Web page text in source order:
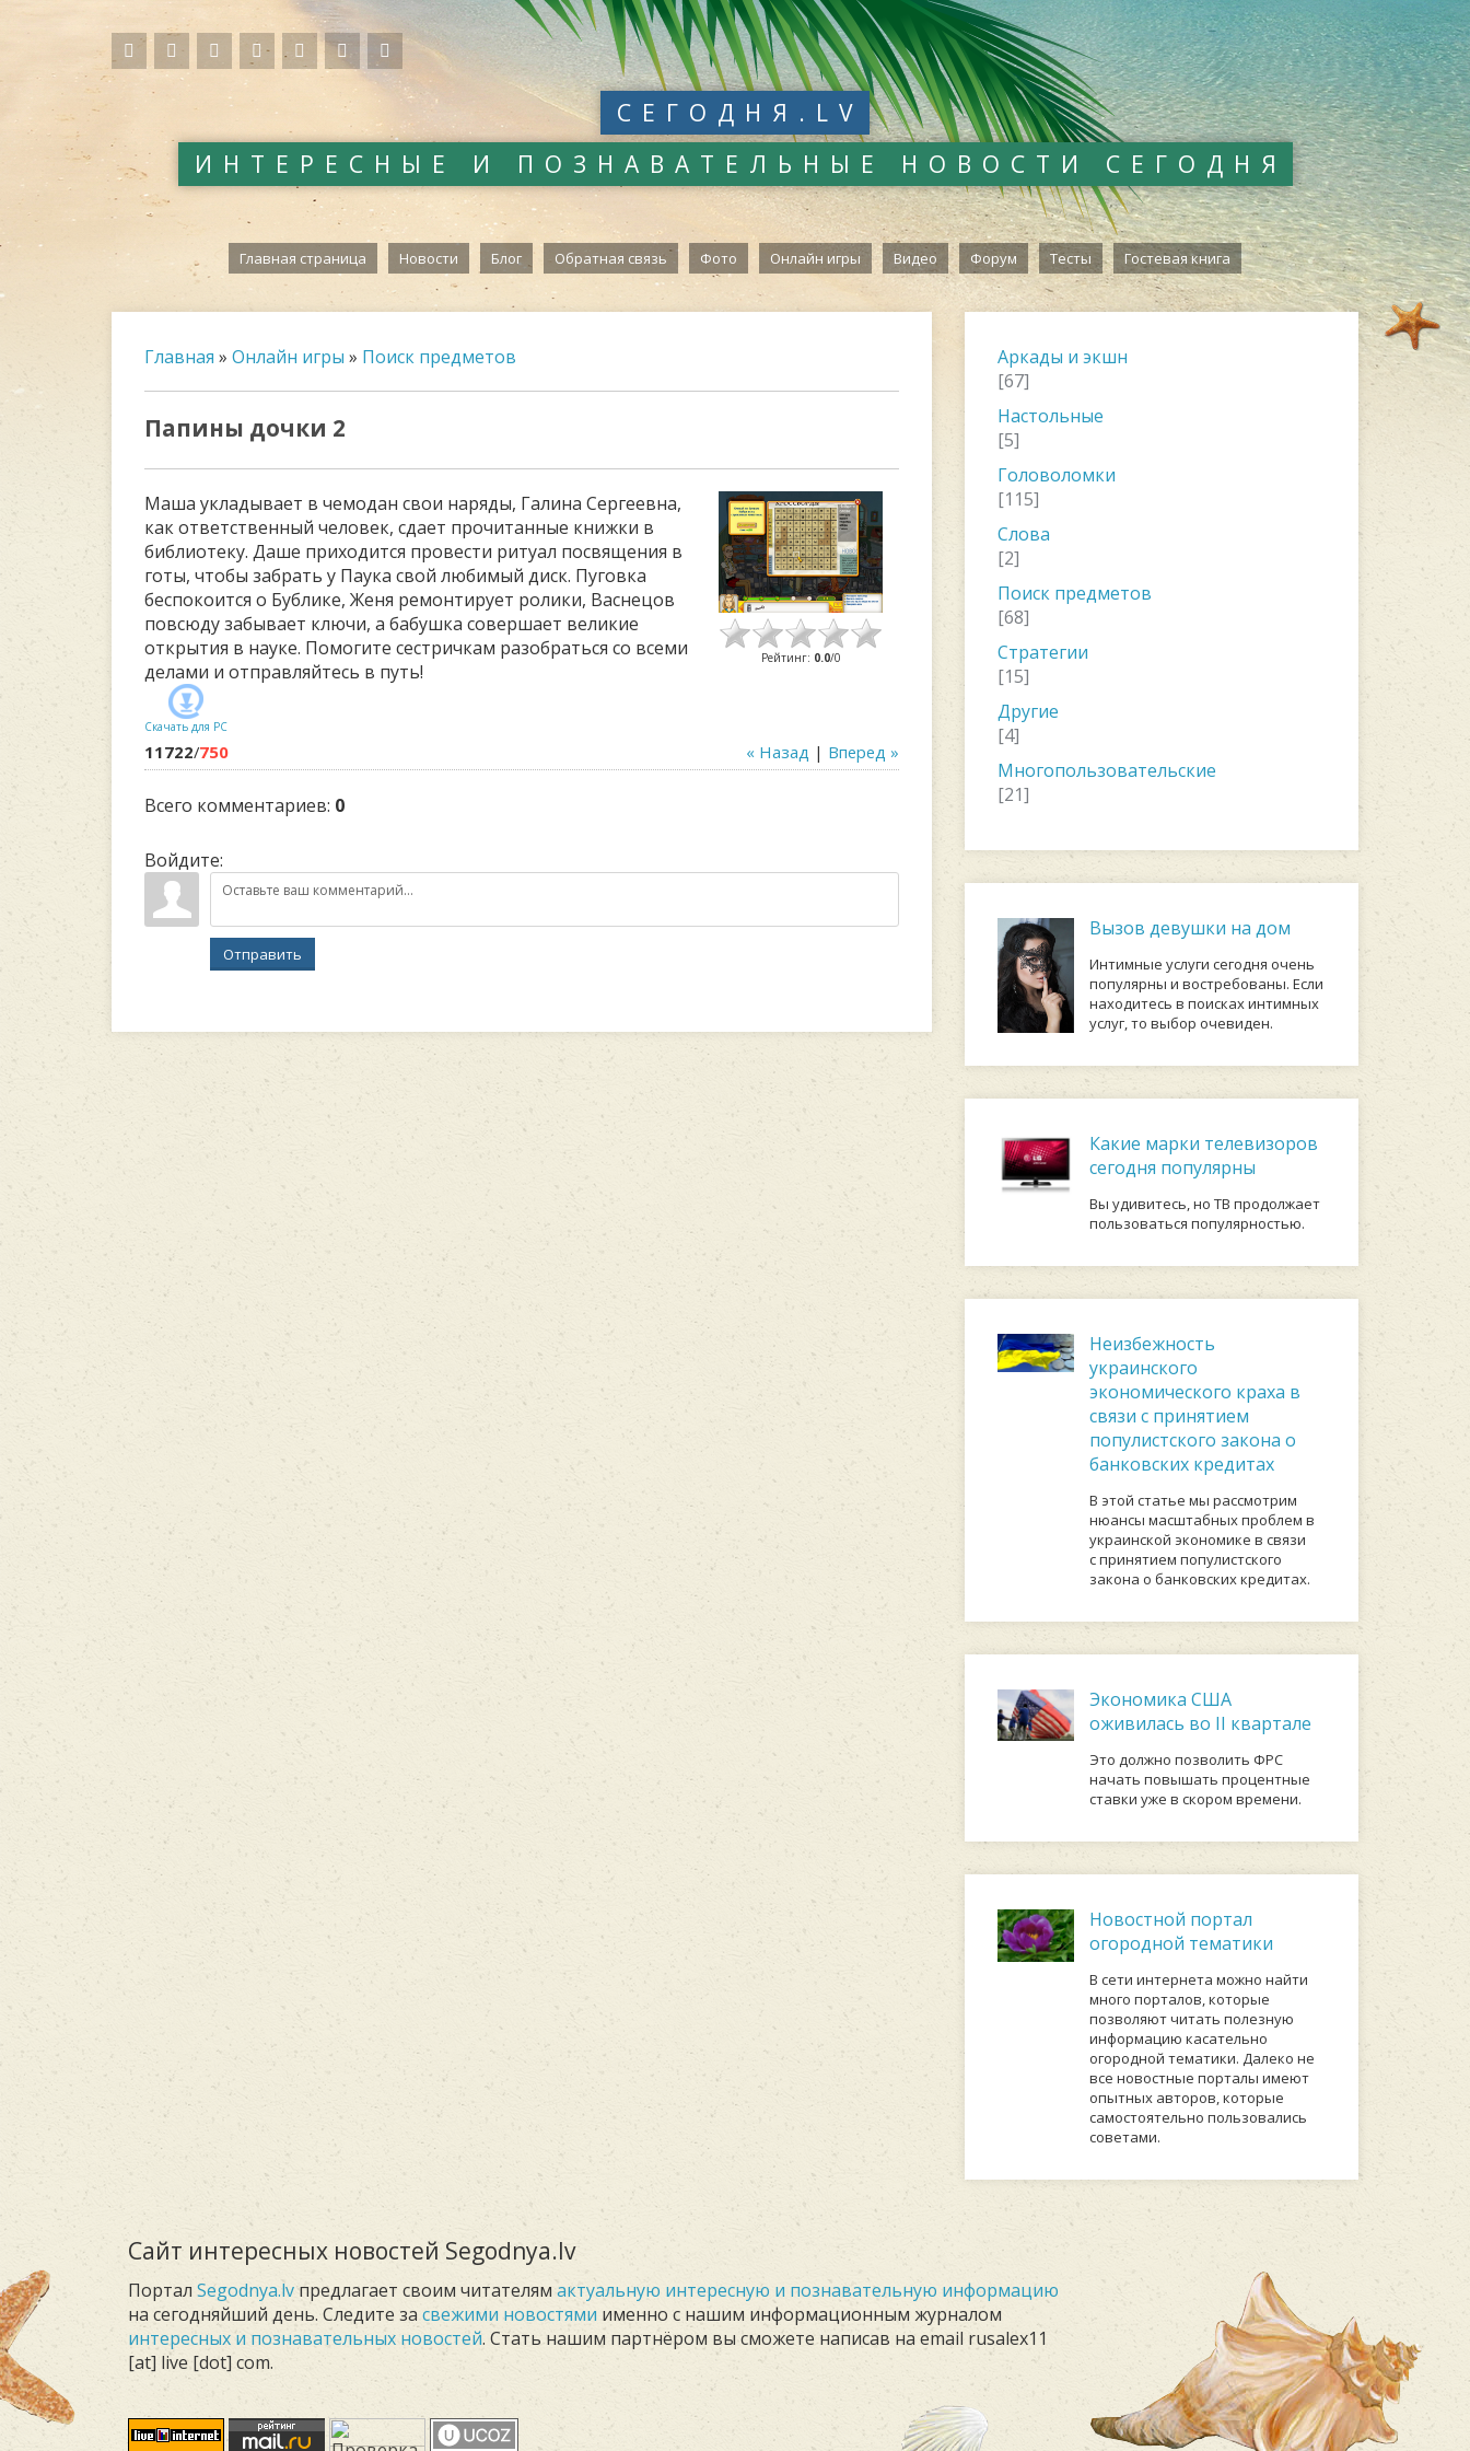
СЕГОДНЯ.LV
ИНТЕРЕСНЫЕ И ПОЗНАВАТЕЛЬНЫЕ НОВОСТИ СЕГОДНЯ
Главная страница Новости Блог Обратная связь Фото Онлайн игры Видео Форум Тесты Гостевая книга
Главная » Онлайн игры » Поиск предметов
Папины дочки 2
Маша укладывает в чемодан свои наряды, Галина Сергеевна,
как ответственный человек, сдает прочитанные книжки в
библиотеку. Даше приходится провести ритуал посвящения в
готы, чтобы забрать у Паука свой любимый диск. Пуговка
беспокоится о Бублике, Женя ремонтирует ролики, Васнецов
повсюду забывает ключи, а бабушка совершает великие
открытия в науке. Помогите сестричкам разобраться со всеми
делами и отправляйтесь в путь!
Скачать для PC
Рейтинг: 0.0/0
« Назад | Вперед »
11722/750
Всего комментариев: 0
Войдите:
Отправить
Аркады и экшн
[67]
Настольные
[5]
Головоломки
[115]
Слова
[2]
Поиск предметов
[68]
Стратегии
[15]
Другие
[4]
Многопользовательские
[21]
Вызов девушки на дом
Интимные услуги сегодня очень
популярны и востребованы. Если
находитесь в поисках интимных
услуг, то выбор очевиден.
Какие марки телевизоров
сегодня популярны
Вы удивитесь, но ТВ продолжает
пользоваться популярностью.
Неизбежность
украинского
экономического краха в
связи с принятием
популистского закона о
банковских кредитах
В этой статье мы рассмотрим
нюансы масштабных проблем в
украинской экономике в связи
с принятием популистского
закона о банковских кредитах.
Экономика США
оживилась во II квартале
Это должно позволить ФРС
начать повышать процентные
ставки уже в скором времени.
Новостной портал
огородной тематики
В сети интернета можно найти
много порталов, которые
позволяют читать полезную
информацию касательно
огородной тематики. Далеко не
все новостные порталы имеют
опытных авторов, которые
самостоятельно пользовались
советами.
Сайт интересных новостей Segodnya.lv
Портал Segodnya.lv предлагает своим читателям актуальную интересную и познавательную информацию
на сегодняйший день. Следите за свежими новостями именно с нашим информационным журналом
интересных и познавательных новостей. Стать нашим партнёром вы сможете написав на email rusalex11
[at] live [dot] com.